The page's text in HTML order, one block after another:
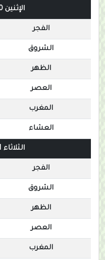
الإثنين 10-08-2026
الفجر
الشروق
الظهر
العصر
المغرب
العشاء
الثلاثاء 11-08-2026
الفجر
الشروق
الظهر
العصر
المغرب